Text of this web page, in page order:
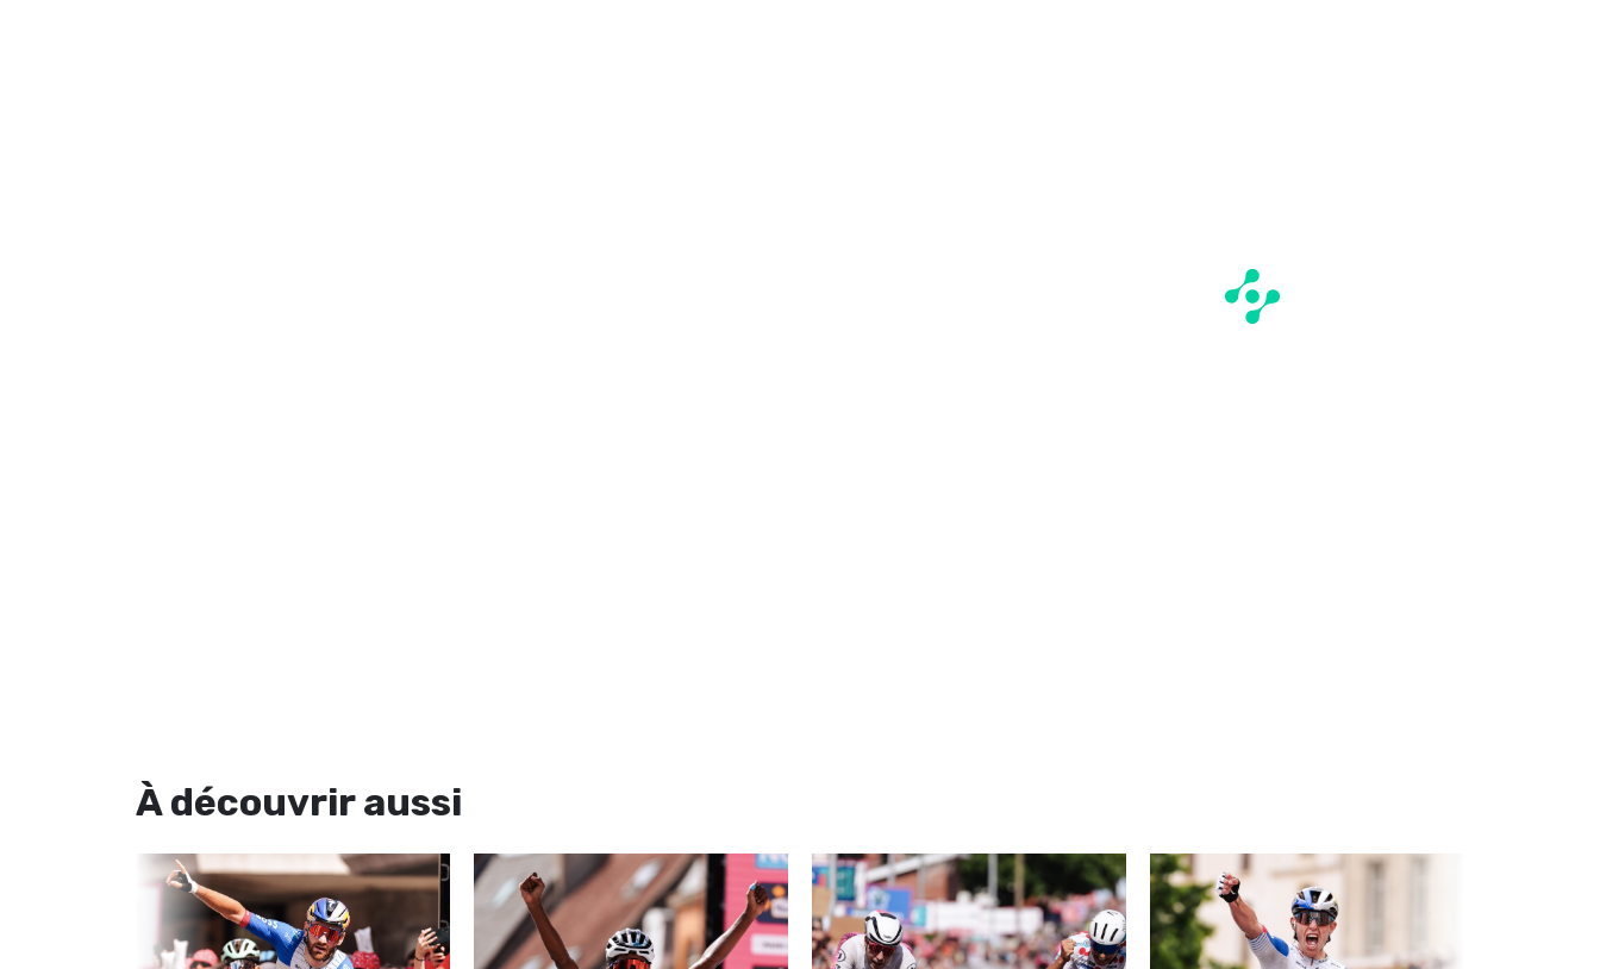
À découvriraussi